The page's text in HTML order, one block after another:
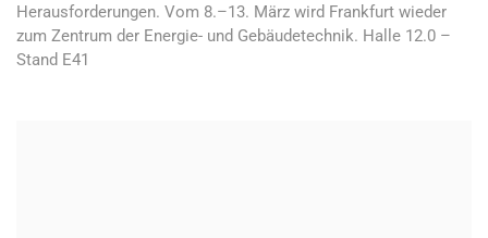
Herausforderungen. Vom 8.–13. März wird Frankfurt wieder
zum Zentrum der Energie- und Gebäudetechnik. Halle 12.0 –
Stand E41